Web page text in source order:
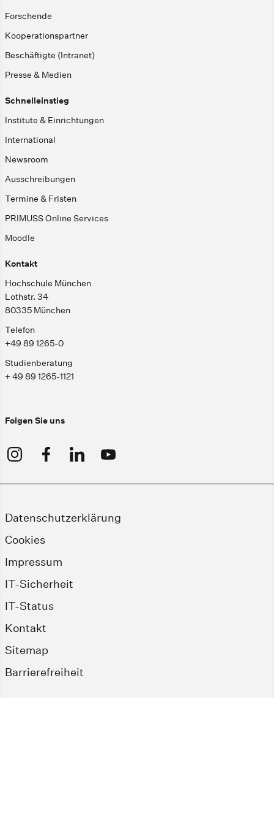
Forschende
Kooperationspartner
Beschäftigte (Intranet)
Presse & Medien
Schnelleinstieg
Institute & Einrichtungen
International
Newsroom
Ausschreibungen
Termine & Fristen
PRIMUSS Online Services
Moodle
Kontakt
Hochschule München
Lothstr. 34
80335 München
Telefon
+49 89 1265-0
Studienberatung
+ 49 89 1265-1121
Folgen Sie uns
Datenschutzerklärung
Cookies
Impressum
IT-Sicherheit
IT-Status
Kontakt
Sitemap
Barrierefreiheit